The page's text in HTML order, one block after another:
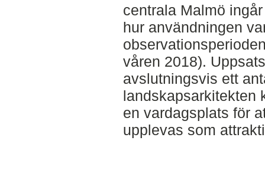
centrala Malmö
hur användningen
våren 2018).
avslutningsvis ett
landskapsarkitekten
en vardagsplats för
upplevas som